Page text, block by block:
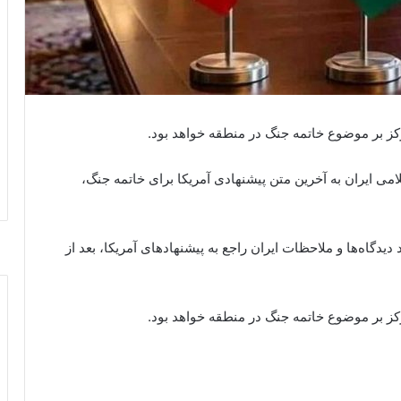
بر موضوع خاتمه جنگ در منطقه خواهد بود.
ایران به آخرین متن پیشنهادی آمریکا برای خاتمه جنگ،
و ملاحظات ایران راجع به پیشنهادهای آمریکا، بعد از
بر موضوع خاتمه جنگ در منطقه خواهد بود.